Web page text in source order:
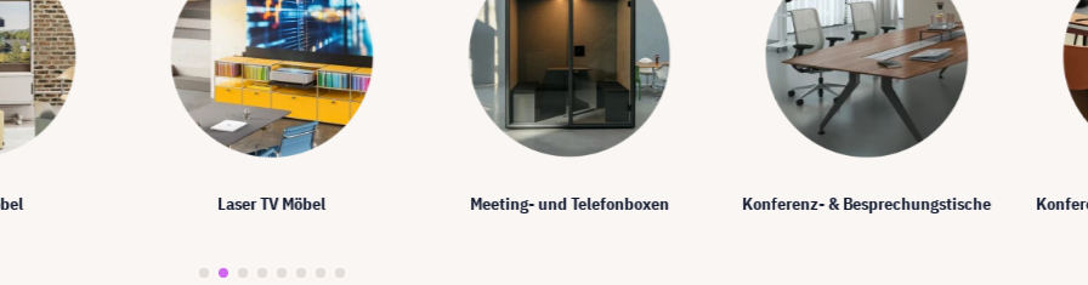
Laser TV Möbel Meeting- und Telefonboxen Konferenz- & Besprechungstische